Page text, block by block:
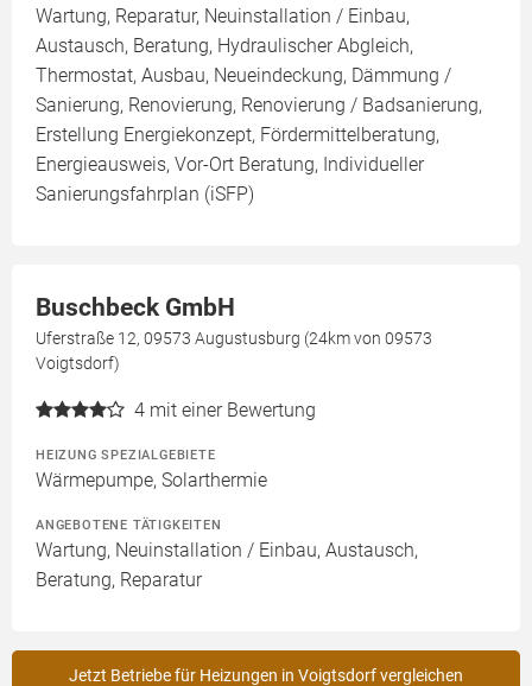
Wartung, Reparatur, Neuinstallation / Einbau,
Austausch, Beratung, Hydraulischer Abgleich,
Thermostat, Ausbau, Neueindeckung, Dämmung /
Sanierung, Renovierung, Renovierung / Badsanierung,
Erstellung Energiekonzept, Fördermittelberatung,
Energieausweis, Vor-Ort Beratung, Individueller
Sanierungsfahrplan (iSFP)
Buschbeck GmbH
Uferstraße 12, 09573 Augustusburg (24km von 09573
Voigtsdorf)
4 mit einer Bewertung
HEIZUNG SPEZIALGEBIETE
Wärmepumpe, Solarthermie
ANGEBOTENE TÄTIGKEITEN
Wartung, Neuinstallation / Einbau, Austausch,
Beratung, Reparatur
Jetzt Betriebe für Heizungen in Voigtsdorf vergleichen